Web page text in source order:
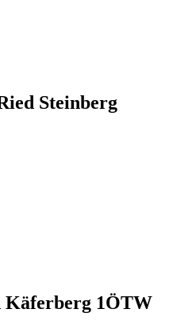
Steinberg
1ÖTW